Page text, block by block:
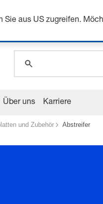
Über uns Karriere
und Zubehör Abstreifer
Sie aus US zugreifen.